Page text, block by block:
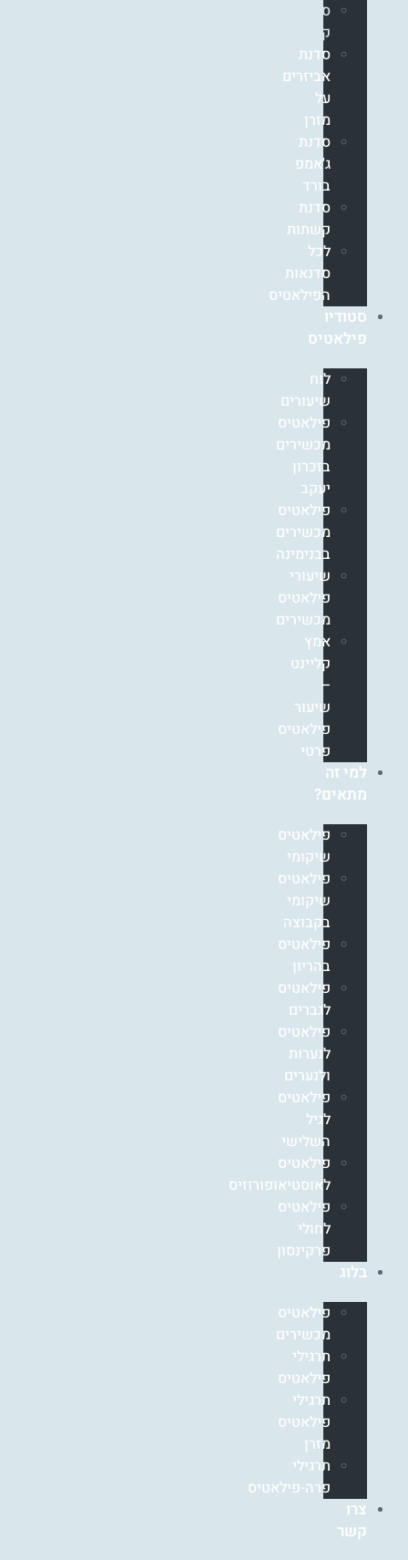
סדנת
קאדילק
סדנת
אביזרים
על
מזרן
סדנת
ג'אמפ
בורד
סדנת
קשתות
לכל
סדנאות
הפילאטיס
סטודיו
פילאטיס
לוח
שיעורים
פילאטיס
מכשירים
בזכרון
יעקב
פילאטיס
מכשירים
בבנימינה
שיעורי
פילאטיס
מכשירים
אמץ
קליינט
–
שיעור
פילאטיס
פרטי
למי זה
מתאים?
פילאטיס
שיקומי
פילאטיס
שיקומי
בקבוצה
פילאטיס
בהריון
פילאטיס
לגברים
פילאטיס
לנערות
ולנערים
פילאטיס
לגיל
השלישי
פילאטיס
לאוסטיאופורוזיס
פילאטיס
לחולי
פרקינסון
בלוג
פילאטיס
מכשירים
תרגילי
פילאטיס
תרגילי
פילאטיס
מזרן
תרגילי
פרה-פילאטיס
צרו
קשר